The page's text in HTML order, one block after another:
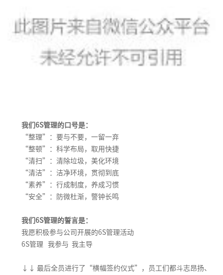
我们6S管理的口号是：
“整理”：要与不要，一留一弃
“整顿”：科学布局，取用快捷
“清扫”：清除垃圾，美化环境
“清洁”：洁净环境，贯彻到底
“素养”：行成制度，养成习惯
“安全”：防微杜渐，警钟长鸣
我们6S管理的誓言是：
我愿积极参与公司开展的6S管理活动
6S管理 我参与 我主导
↓ ↓ 最后全员进行了“横幅签约仪式”，员工们都斗志昂扬、